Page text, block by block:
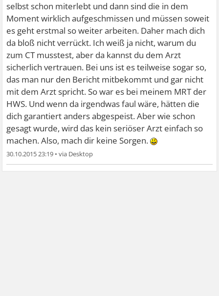
selbst schon miterlebt und dann sind die in dem
Moment wirklich aufgeschmissen und müssen soweit
es geht erstmal so weiter arbeiten. Daher mach dich
da bloß nicht verrückt. Ich weiß ja nicht, warum du
zum CT musstest, aber da kannst du dem Arzt
sicherlich vertrauen. Bei uns ist es teilweise sogar so,
das man nur den Bericht mitbekommt und gar nicht
mit dem Arzt spricht. So war es bei meinem MRT der
HWS. Und wenn da irgendwas faul wäre, hätten die
dich garantiert anders abgespeist. Aber wie schon
gesagt wurde, wird das kein seriöser Arzt einfach so
machen. Also, mach dir keine Sorgen.
30.10.2015 23:19 •